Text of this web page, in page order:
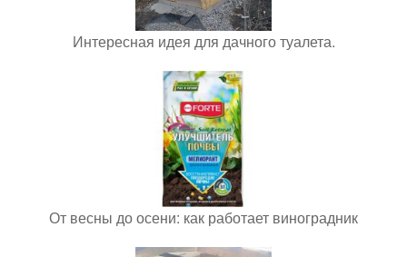
Интересная идея для дачного туалета.
От весны до осени: как работает виноградник